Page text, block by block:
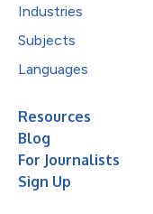
Industries
Subjects
Languages
Resources
Blog
For Journalists
Sign Up